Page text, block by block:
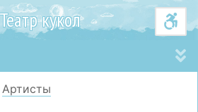
Театр кукол
Артисты